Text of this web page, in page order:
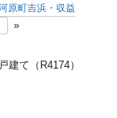
原町吉浜・収益
»
建て（R4174）